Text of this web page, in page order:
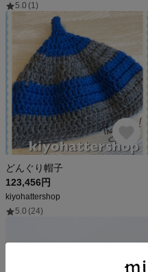
5.0 (1)
どんぐり帽子
123,456円
kiyohattershop
5.0 (24)